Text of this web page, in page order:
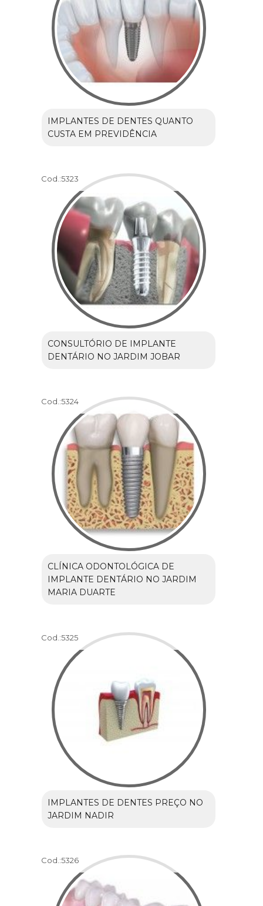
IMPLANTES DE DENTES QUANTO
CUSTA EM PREVIDÊNCIA
Cod.:5323
CONSULTÓRIO DE IMPLANTE
DENTÁRIO NO JARDIM JOBAR
Cod.:5324
CLÍNICA ODONTOLÓGICA DE
IMPLANTE DENTÁRIO NO JARDIM
MARIA DUARTE
Cod.:5325
IMPLANTES DE DENTES PREÇO NO
JARDIM NADIR
Cod.:5326